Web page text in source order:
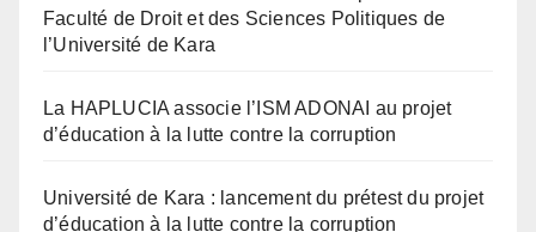
l’Université de Kara
d’éducation à la lutte contre la corruption
d’éducation à la lutte contre la corruption